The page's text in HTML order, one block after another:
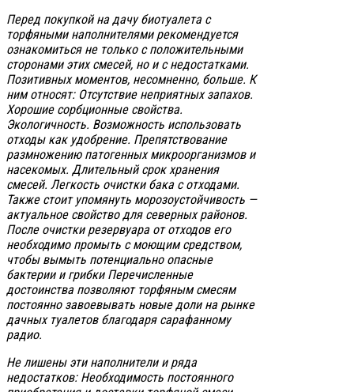
Перед покупкой на дачу биотуалета с
торфяными наполнителями рекомендуется
ознакомиться не только с положительными
сторонами этих смесей, но и с недостатками.
Позитивных моментов, несомненно, больше. К
ним относят: Отсутствие неприятных запахов.
Хорошие сорбционные свойства.
Экологичность. Возможность использовать
отходы как удобрение. Препятствование
размножению патогенных микроорганизмов и
насекомых. Длительный срок хранения
смесей. Легкость очистки бака с отходами.
Также стоит упомянуть морозоустойчивость —
актуальное свойство для северных районов.
После очистки резервуара от отходов его
необходимо промыть с моющим средством,
чтобы вымыть потенциально опасные
бактерии и грибки Перечисленные
достоинства позволяют торфяным смесям
постоянно завоевывать новые доли на рынке
дачных туалетов благодаря сарафанному
радио.
Не лишены эти наполнители и ряда
недостатков: Необходимость постоянного